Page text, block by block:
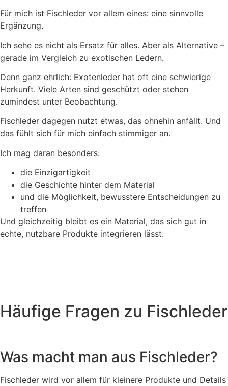
Für mich ist Fischleder vor allem eines: eine sinnvolle
Ergänzung.
Ich sehe es nicht als Ersatz für alles. Aber als Alternative –
gerade im Vergleich zu exotischen Ledern.
Denn ganz ehrlich: Exotenleder hat oft eine schwierige
Herkunft. Viele Arten sind geschützt oder stehen
zumindest unter Beobachtung.
Fischleder dagegen nutzt etwas, das ohnehin anfällt. Und
das fühlt sich für mich einfach stimmiger an.
Ich mag daran besonders:
die Einzigartigkeit
die Geschichte hinter dem Material
und die Möglichkeit, bewusstere Entscheidungen zu
treffen
Und gleichzeitig bleibt es ein Material, das sich gut in
echte, nutzbare Produkte integrieren lässt.
Häufige Fragen zu Fischleder
Was macht man aus Fischleder?
Fischleder wird vor allem für kleinere Produkte und Details